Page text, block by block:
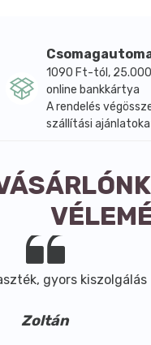
1090 Ft-tól,
online bankkártya
A rendelés
szállítási
gyors kiszolgálás
Zoltán